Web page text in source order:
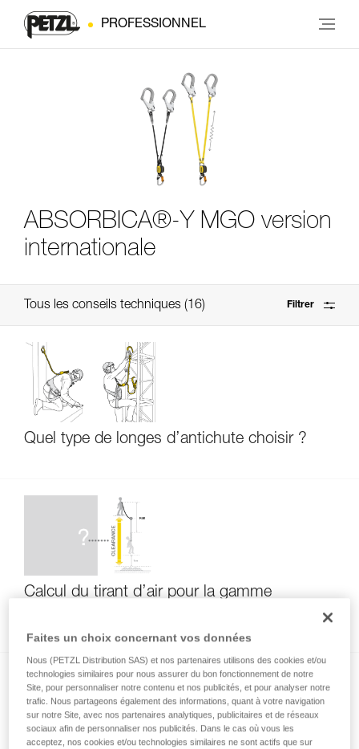
PROFESSIONNEL
ABSORBICA®-Y MGO version
internationale
Tous les conseils techniques 16 Filtrer
Quel type de longes d’antichute choisir ?
Calcul du tirant d’air pour la gamme
Faites un choix concernant vos données
Nous (PETZL Distribution SAS) et nos partenaires utilisons des cookies et/ou
technologies similaires pour nous assurer du bon fonctionnement de notre
Site, pour personnaliser notre contenu et nos publicités, et pour analyser notre
trafic. Nous partageons également des informations, quant à votre navigation
sur notre Site, avec nos partenaires analytiques, publicitaires et de réseaux
sociaux afin de personnaliser nos publicités. Dans le cas où vous les
acceptez, nos cookies et/ou technologies similaires ne sont actifs que sur